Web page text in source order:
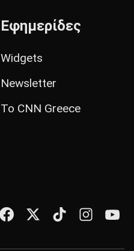
Εφημερίδες
Widgets
Newsletter
Το CNN Greece